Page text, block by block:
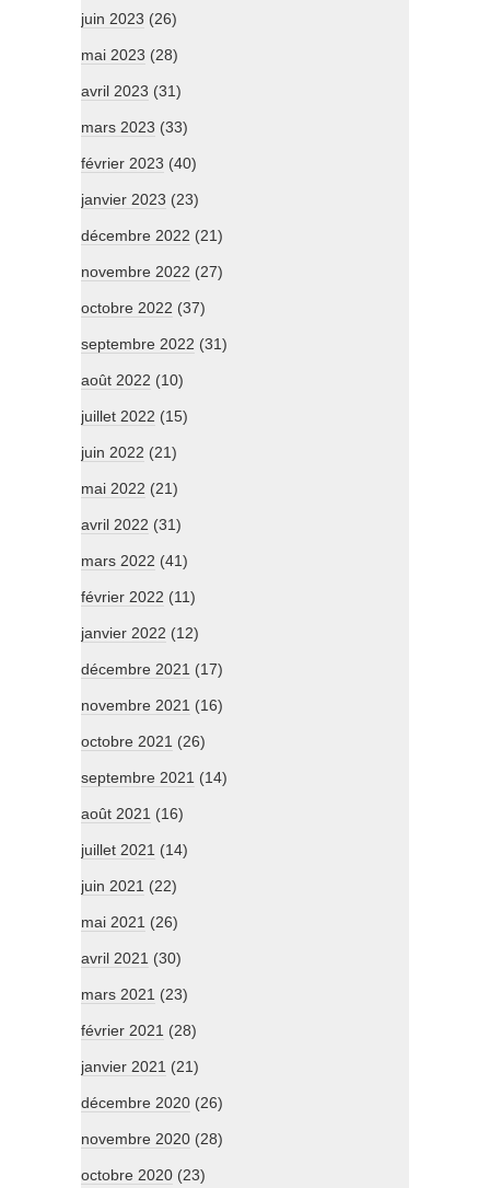
juin 2023 (26)
mai 2023 (28)
avril 2023 (31)
mars 2023 (33)
février 2023 (40)
janvier 2023 (23)
décembre 2022 (21)
novembre 2022 (27)
octobre 2022 (37)
septembre 2022 (31)
août 2022 (10)
juillet 2022 (15)
juin 2022 (21)
mai 2022 (21)
avril 2022 (31)
mars 2022 (41)
février 2022 (11)
janvier 2022 (12)
décembre 2021 (17)
novembre 2021 (16)
octobre 2021 (26)
septembre 2021 (14)
août 2021 (16)
juillet 2021 (14)
juin 2021 (22)
mai 2021 (26)
avril 2021 (30)
mars 2021 (23)
février 2021 (28)
janvier 2021 (21)
décembre 2020 (26)
novembre 2020 (28)
octobre 2020 (23)